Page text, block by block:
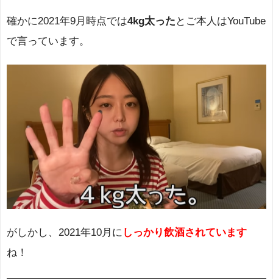
確かに2021年9月時点では4kg太った とご本人はYouTube
で言っています。
がしかし、2021年10月に しっかり飲酒されています
ね！